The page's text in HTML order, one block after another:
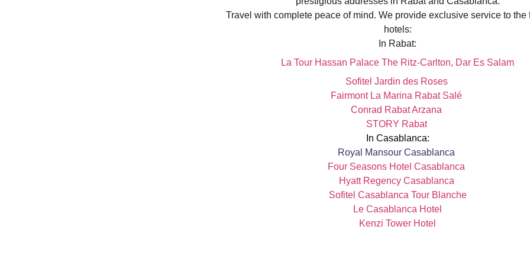
Travel with complete peace of mind. We provide exclusive service to the
hotels:
In Rabat:
La Tour Hassan Palace The Ritz-Carlton, Dar Es Salam
Sofitel Jardin des Roses
Fairmont La Marina Rabat Salé
Conrad Rabat Arzana
STORY Rabat
In Casablanca:
Royal Mansour Casablanca
Four Seasons Hotel Casablanca
Hyatt Regency Casablanca
Sofitel Casablanca Tour Blanche
Le Casablanca Hotel
Kenzi Tower Hotel